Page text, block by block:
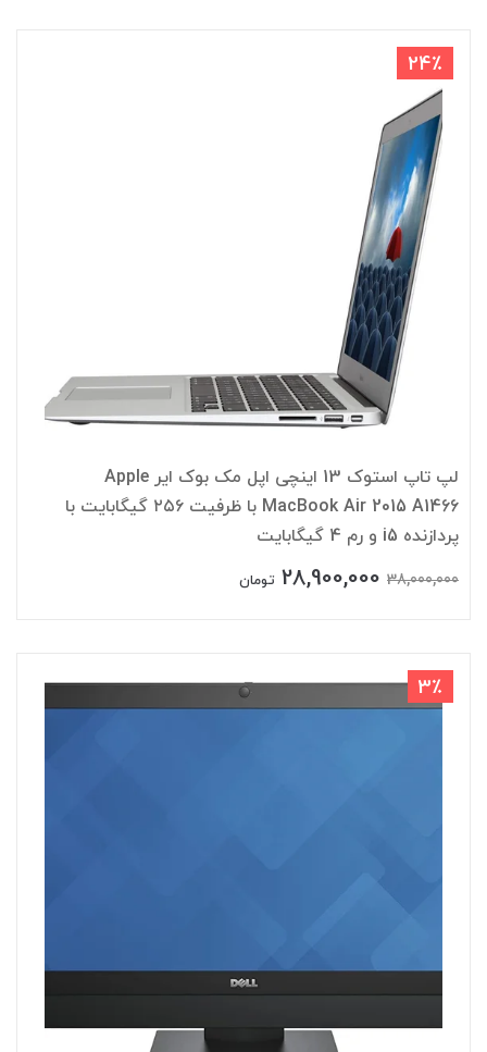
24٪
لپ تاپ استوک 13 اینچی اپل مک بوک ایر Apple
MacBook Air 2015 A1466 با ظرفیت ۲۵۶ گیگابایت با
پردازنده i5 و رم 4 گیگابایت
38,000,000
28,900,000 تومان
3٪